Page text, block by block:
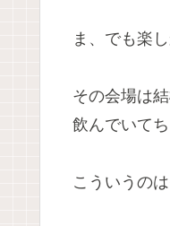
ま、でも楽
その会場は
飲んでいて
こういうの